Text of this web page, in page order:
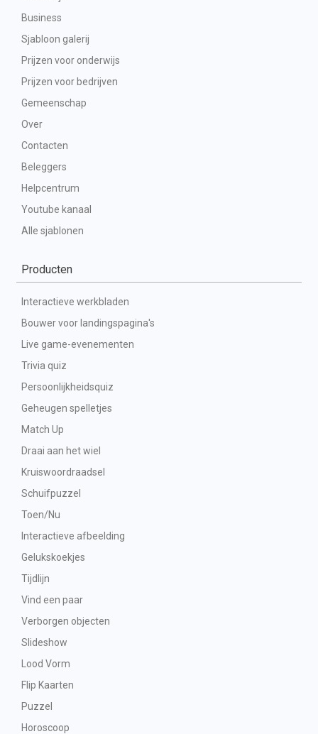
Business
Sjabloon galerij
Prijzen voor onderwijs
Prijzen voor bedrijven
Gemeenschap
Over
Contacten
Beleggers
Helpcentrum
Youtube kanaal
Alle sjablonen
Producten
Interactieve werkbladen
Bouwer voor landingspagina's
Live game-evenementen
Trivia quiz
Persoonlijkheidsquiz
Geheugen spelletjes
Match Up
Draai aan het wiel
Kruiswoordraadsel
Schuifpuzzel
Toen/Nu
Interactieve afbeelding
Gelukskoekjes
Tijdlijn
Vind een paar
Verborgen objecten
Slideshow
Lood Vorm
Flip Kaarten
Puzzel
Horoscoop